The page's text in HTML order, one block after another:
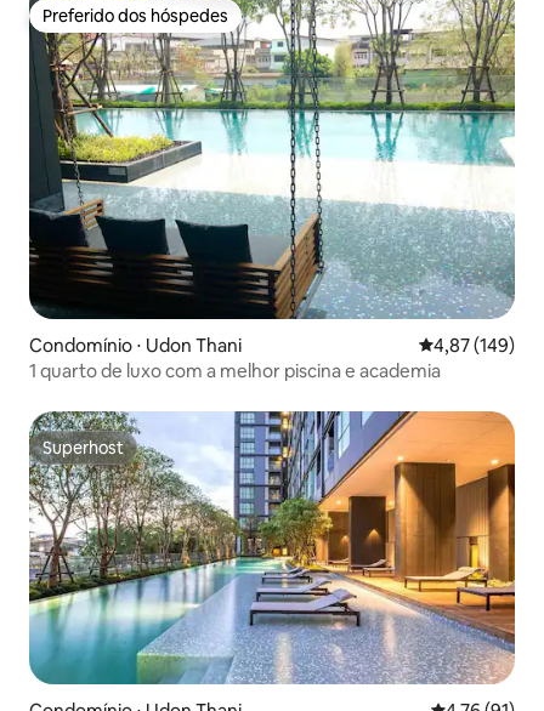
Preferido dos hóspedes
Preferido dos hóspedes
Condomínio ⋅ Udon Thani 4,87 de uma
4,87 (149)
1 quarto de luxo com a melhor piscina e academia
Superhost
Superhost